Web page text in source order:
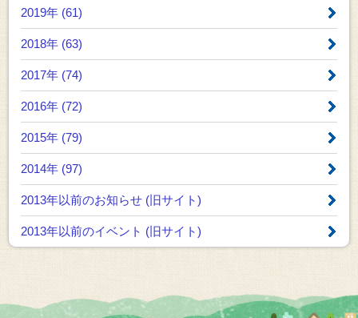
2019年 (61)
2018年 (63)
2017年 (74)
2016年 (72)
2015年 (79)
2014年 (97)
2013年以前のお知らせ (旧サイト)
2013年以前のイベント (旧サイト)